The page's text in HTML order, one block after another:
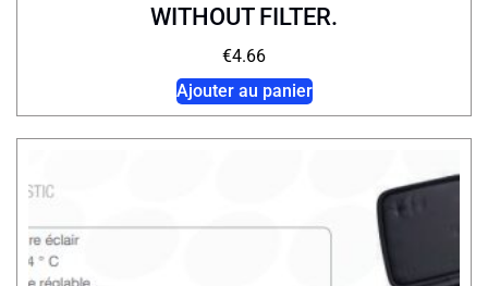
WITHOUT FILTER.
€4.66
Ajouter au panier